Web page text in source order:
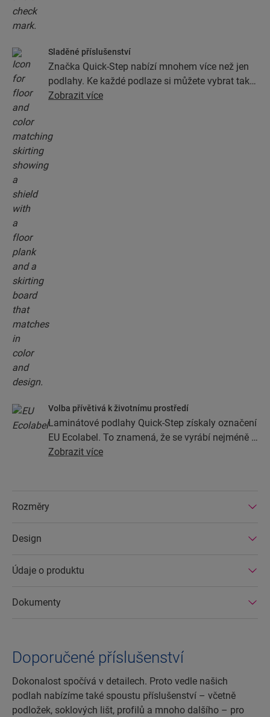
Sladěné příslušenství
Značka Quick-Step nabízí mnohem více než jen
podlahy. Ke každé podlaze si můžete vybrat také
veškeré příslušenství, jako jsou podložky, profily
Zobrazit více
Volba přívětivá k životnímu prostředí
Laminátové podlahy Quick-Step získaly označení
EU Ecolabel. To znamená, že se vyrábí nejméně z
80 % z trvale udržitelných zdrojů dřeva, nemá ve
dlouhou životnost a rozšířenou záruku, protože je
Zobrazit více
Rozměry
Design
Údaje o produktu
Dokumenty
Doporučené příslušenství
Dokonalost spočívá v detailech. Proto vedle našich
podlah nabízíme také spoustu příslušenství – včetně
podložek, soklových lišt, profilů a mnoho dalšího – pro